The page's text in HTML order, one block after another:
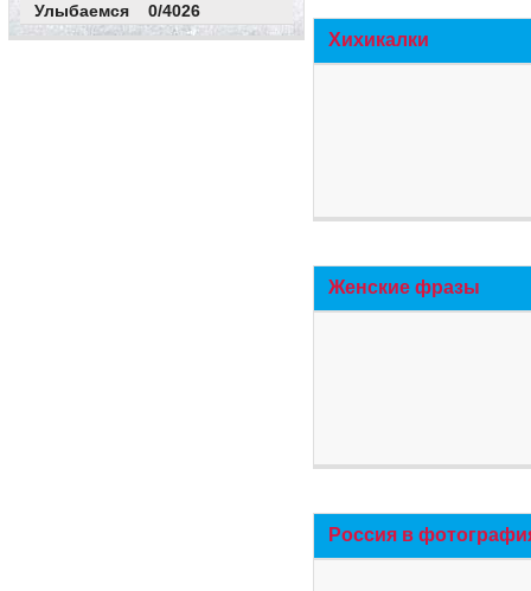
Улыбаемся 0/4026
Хихикалки
Женские фразы
Россия в